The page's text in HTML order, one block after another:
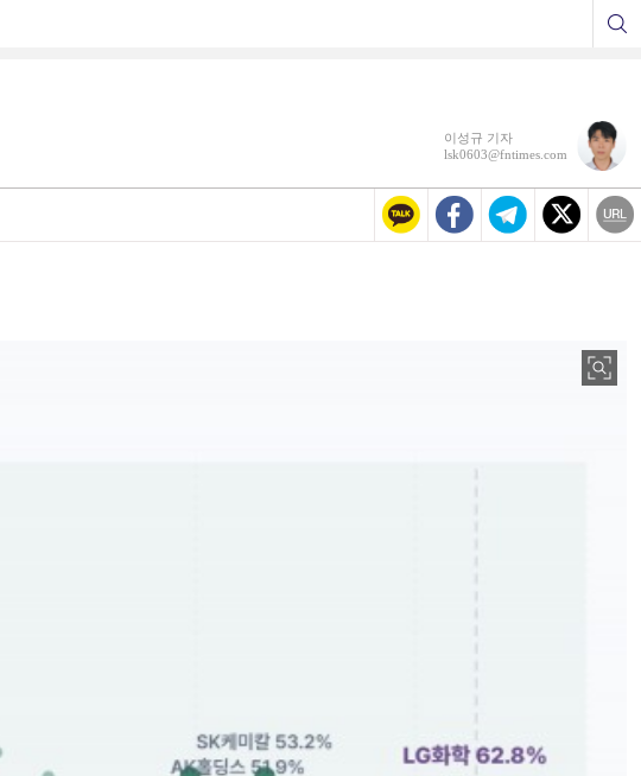
이성규 기자
lsk0603@fntimes.com